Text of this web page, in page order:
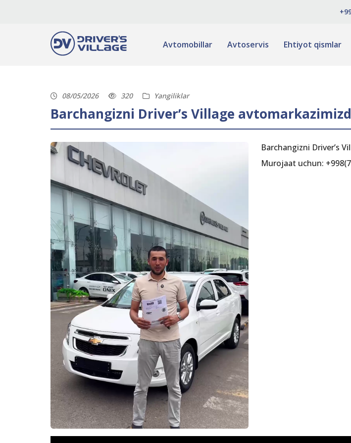
Avtomobillar Avtoservis Ehtiyot qismlar
08/05/2026 320 Yangiliklar
Barchangizni Driver’s Village
Barchangizni Driver’s
Murojaat uchun: